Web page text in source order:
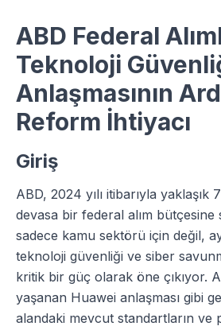
ABD Federal
Teknoloji
Anlaşmasının
Reform İhtiyacı
Giriş
ABD, 2024 yılı itibarıyla yaklaşık
devasa bir federal alım bütçesine
sadece kamu sektörü için değil,
teknoloji güvenliği ve siber
kritik bir güç olarak öne çıkıyor.
yaşanan Huawei anlaşması gibi
alandaki mevcut standartların ve